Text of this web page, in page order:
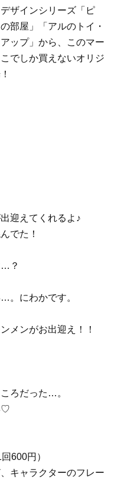
ザインシリーズ「ピ
部屋」「アルのトイ・
ップ」から、このマー
でしか買えないオリジ
迎えてくれるよ♪
でた！
…？
。にわかです。
メンがお出迎え！！
ろだった…。
♡
600円）
キャラクターのフレー